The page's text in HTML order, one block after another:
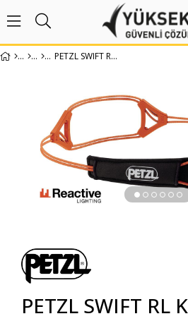
PETZL SWIFT RL KAFA FENERI (1200 LÜMEN)
PETZL SWIFT RL